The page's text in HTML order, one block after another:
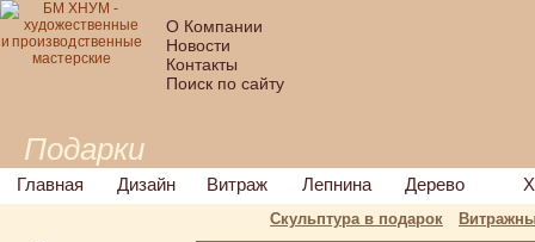
О Компании
Новости
Контакты
Поиск по сайту
Подарки
Главная Дизайн Витраж Лепнина Дерево
Скульптура в подарок